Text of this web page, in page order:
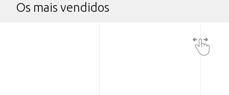
Os mais vendidos